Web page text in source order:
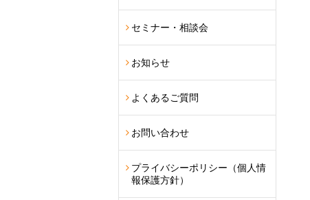
セミナー・相談会
お知らせ
よくあるご質問
お問い合わせ
プライバシーポリシー（個人情
報保護方針）